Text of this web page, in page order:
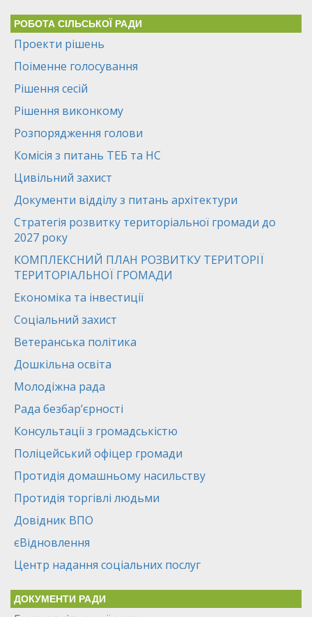
РОБОТА СІЛЬСЬКОЇ РАДИ
Проекти рішень
Поіменне голосування
Рішення сесій
Рішення виконкому
Розпорядження голови
Комісія з питань ТЕБ та НС
Цивільний захист
Документи відділу з питань архітектури
Стратегія розвитку територіальної громади до
2027 року
КОМПЛЕКСНИЙ ПЛАН РОЗВИТКУ ТЕРИТОРІЇ
ТЕРИТОРІАЛЬНОЇ ГРОМАДИ
Економіка та інвестиції
Соціальний захист
Ветеранська політика
Дошкільна освіта
Молодіжна рада
Рада безбар’єрності
Консультації з громадськістю
Поліцейський офіцер громади
Протидія домашньому насильству
Протидія торгівлі людьми
Довідник ВПО
єВідновлення
Центр надання соціальних послуг
ДОКУМЕНТИ РАДИ